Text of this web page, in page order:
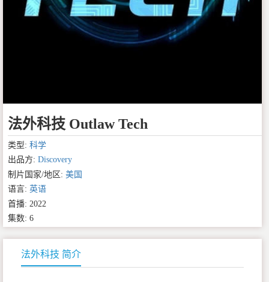
法外科技 Outlaw Tech
类型: 科学
出品方: Discovery
制片国家/地区: 美国
语言: 英语
首播: 2022
集数: 6
法外科技 简介